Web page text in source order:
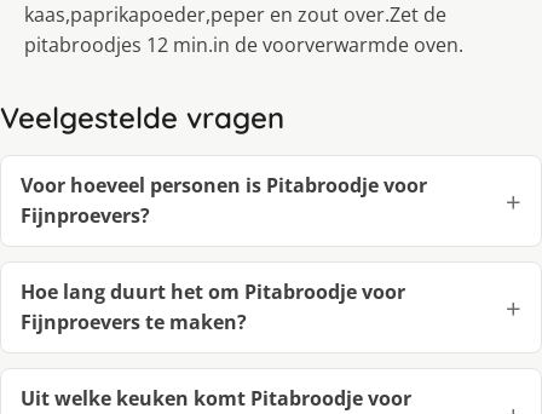
kaas,paprikapoeder,peper en zout over.Zet de
pitabroodjes 12 min.in de voorverwarmde oven.
Veelgestelde vragen
Voor hoeveel personen is Pitabroodje voor
Fijnproevers?
Hoe lang duurt het om Pitabroodje voor
Fijnproevers te maken?
Uit welke keuken komt Pitabroodje voor